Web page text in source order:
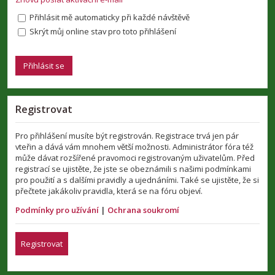
Přihlásit mě automaticky při každé návštěvě
Skrýt můj online stav pro toto přihlášení
Registrovat
Pro přihlášení musíte být registrován. Registrace trvá jen pár
vteřin a dává vám mnohem větší možnosti. Administrátor fóra též
může dávat rozšířené pravomoci registrovaným uživatelům. Před
registrací se ujistěte, že jste se obeznámili s našimi podmínkami
pro použití a s dalšími pravidly a ujednáními. Také se ujistěte, že si
přečtete jakákoliv pravidla, která se na fóru objeví.
Podmínky pro užívání | Ochrana soukromí
Registrovat